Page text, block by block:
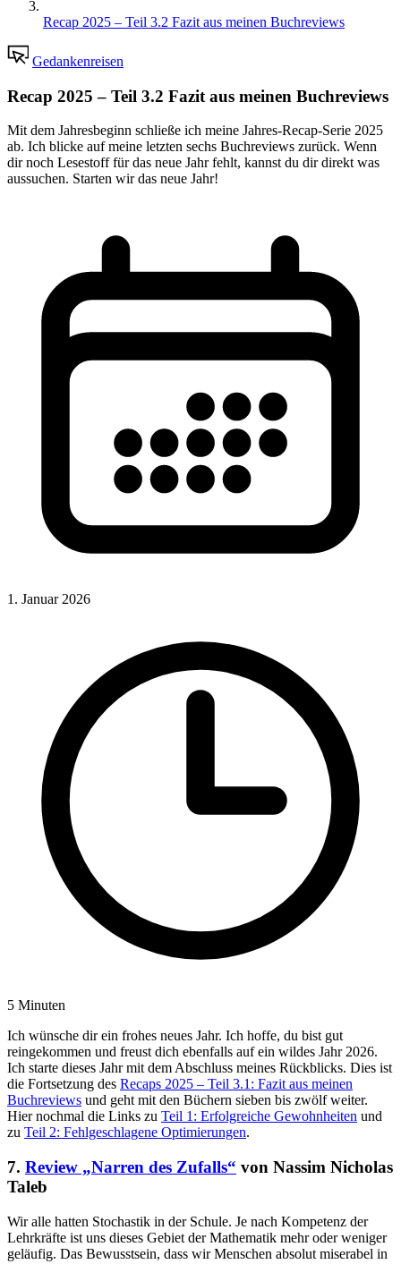
Recap 2025 – Teil 3.2 Fazit aus meinen Buchreviews
Gedankenreisen
Recap 2025 – Teil 3.2 Fazit aus meinen Buchreviews
Mit dem Jahresbeginn schließe ich meine Jahres-Recap-Serie 2025
ab. Ich blicke auf meine letzten sechs Buchreviews zurück. Wenn
dir noch Lesestoff für das neue Jahr fehlt, kannst du dir direkt was
aussuchen. Starten wir das neue Jahr!
1. Januar 2026
5 Minuten
Ich wünsche dir ein frohes neues Jahr. Ich hoffe, du bist gut
reingekommen und freust dich ebenfalls auf ein wildes Jahr 2026.
Ich starte dieses Jahr mit dem Abschluss meines Rückblicks. Dies ist
die Fortsetzung des Recaps 2025 – Teil 3.1: Fazit aus meinen
Buchreviews und geht mit den Büchern sieben bis zwölf weiter.
Hier nochmal die Links zu Teil 1: Erfolgreiche Gewohnheiten und
zu Teil 2: Fehlgeschlagene Optimierungen.
7. Review „Narren des Zufalls“ von Nassim Nicholas
Taleb
Wir alle hatten Stochastik in der Schule. Je nach Kompetenz der
Lehrkräfte ist uns dieses Gebiet der Mathematik mehr oder weniger
geläufig. Das Bewusstsein, dass wir Menschen absolut miserabel in